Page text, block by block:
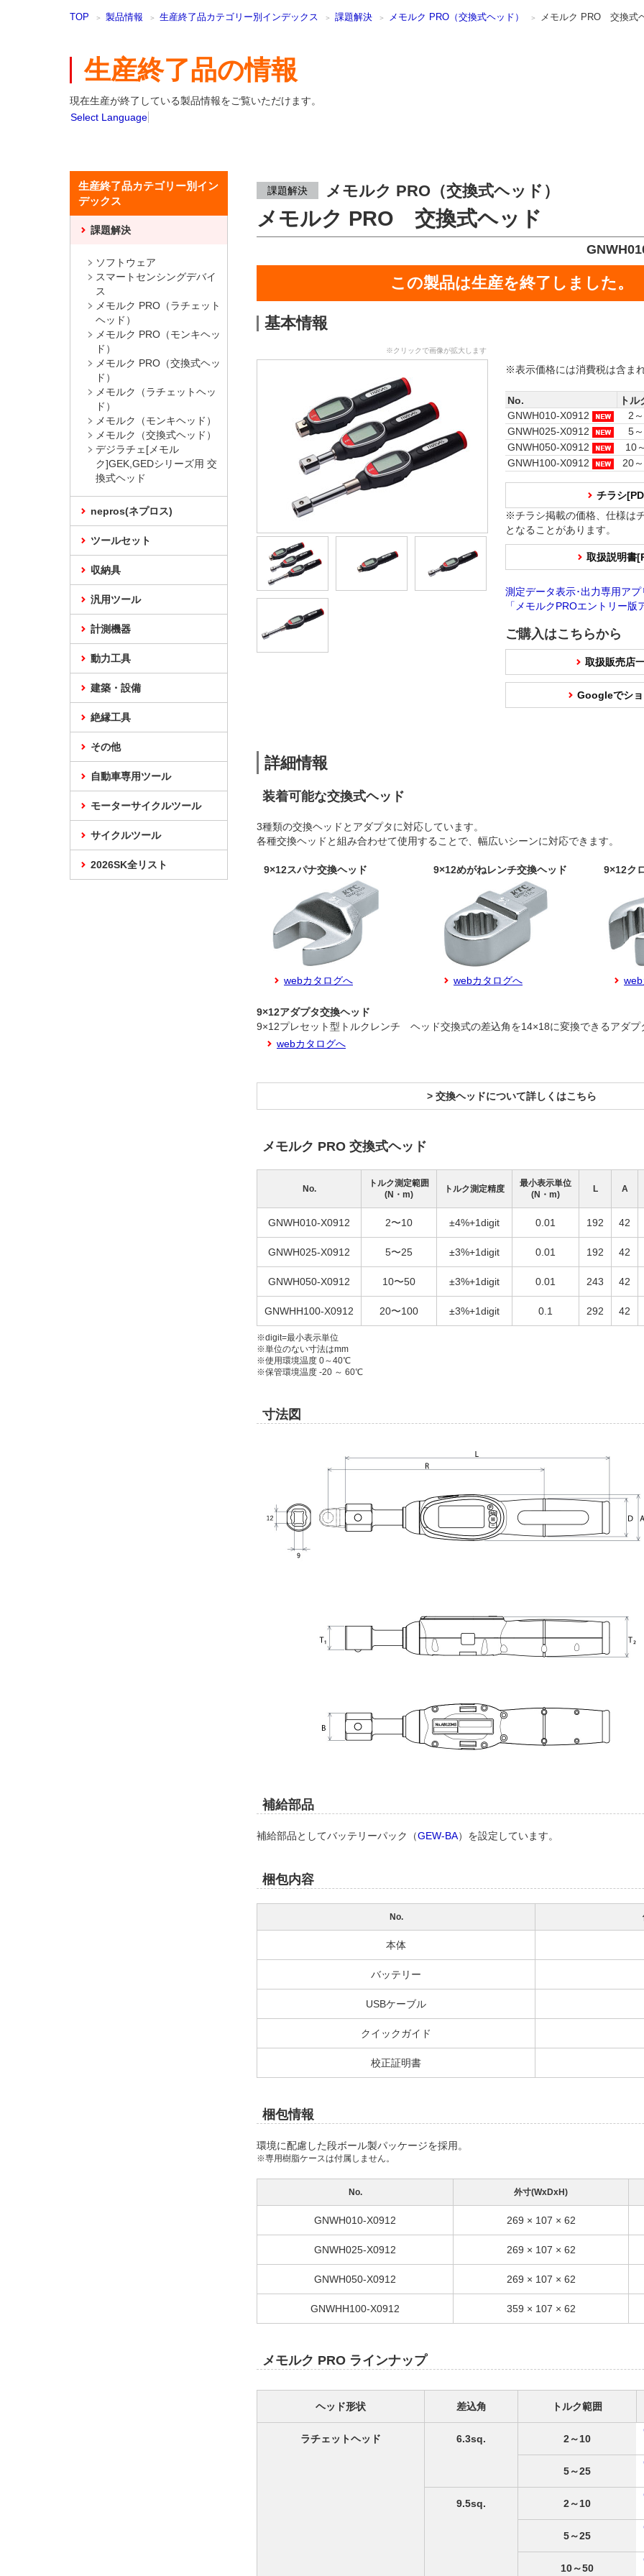
TOP 製品情報 生産終了品カテゴリー別インデックス 課題解決 メモルク PRO（交換式ヘッド） メモルク PRO 交換式
生産終了品の情報
現在生産が終了している製品情報をご覧いただけます。
Select Language
課題解決 メモルク PRO（交換式ヘッド）
メモルク PRO 交換式ヘッド
この製品は生産を終了しました。
基本情報
※クリックで画像が拡大します
※表示価格には消費税は含ま
No.
ト
GNWH010-X0912
2
GNWH025-X0912
5
GNWH050-X0912
10
GNWH100-X0912
20
チラシ
※チラシ掲載の価格、仕様は
となることがあります。
取扱説明書
測定データ表示･出力専用アプ
「メモルクPROエントリー
ご購入はこちらから
取扱販売店
Googleでシ
詳細情報
装着可能な交換式ヘッド
3種類の交換ヘッドとアダプタに対応しています。
各種交換ヘッドと組み合わせて使用することで、幅広いシーンに対応できます。
9×12スパナ交換ヘッド 9×12めがねレンチ交換ヘッド 9×12ク
webカタログへ webカタログへ
9×12アダプタ交換ヘッド
9×12プレセット型トルクレンチ ヘッド交換式の差込角を14×18に変換できるアダプ
webカタログへ
> 交換ヘッドについて詳しくはこちら
メモルク PRO 交換式ヘッド
No.
トルク測定範囲
(N・m)
トルク測定精度
最小表示単位
(N・m)
L A
GNWH010-X0912 2〜10 ±4%+1digit 0.01 192 42
GNWH025-X0912 5〜25 ±3%+1digit 0.01 192 42
GNWH050-X0912 10〜50 ±3%+1digit 0.01 243 42
GNWHH100-X0912 20〜100 ±3%+1digit 0.1 292 42
※digit=最小表示単位
※単位のない寸法はmm
※使用環境温度 0～40℃
※保管環境温度 -20 ～ 60℃
寸法図
補給部品
補給部品としてバッテリーパック（GEW-BA）を設定しています。
梱包内容
No.
本体
バッテリー
USBケーブル
クイックガイド
校正証明書
梱包情報
環境に配慮した段ボール製パッケージを採用。
※専用樹脂ケースは付属しません。
No. 外寸(WxDxH)
GNWH010-X0912 269 × 107 × 62
GNWH025-X0912 269 × 107 × 62
GNWH050-X0912 269 × 107 × 62
GNWHH100-X0912 359 × 107 × 62
メモルク PRO ラインナップ
ヘッド形状 差込角 トルク範囲
ラチェットヘッド 6.3sq. 2～10
5～25
9.5sq. 2～10
5～25
10～50
生産終了品カテゴリー別イン
デックス
課題解決
ソフトウェア
スマートセンシングデバイ
ス
メモルク PRO（ラチェット
ヘッド）
メモルク PRO（モンキヘッ
ド）
メモルク PRO（交換式ヘッ
ド）
メモルク（ラチェットヘッ
ド）
メモルク（モンキヘッド）
メモルク（交換式ヘッド）
デジラチェ[メモル
ク]GEK,GEDシリーズ用 交
換式ヘッド
nepros(ネプロス)
ツールセット
収納具
汎用ツール
計測機器
動力工具
建築・設備
絶縁工具
その他
自動車専用ツール
モーターサイクルツール
サイクルツール
2026SK全リスト